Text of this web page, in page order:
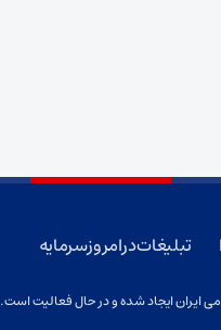
تبلیغات در امروز سرمایه
ایران ایجاد شده و در حال فعالیت است.